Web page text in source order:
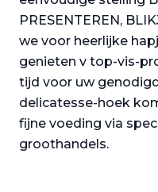
PRESENTEREN,
we voor heerlijke
genieten v top-vis-
tijd voor uw
delicatesse-hoek
fijne voeding via
groothandels.